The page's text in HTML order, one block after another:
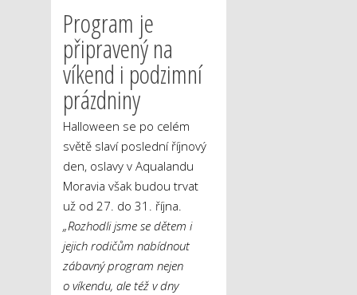
Program je
připravený na
víkend i podzimní
prázdniny
Halloween se po celém
světě slaví poslední říjnový
den, oslavy v Aqualandu
Moravia však budou trvat
už od 27. do 31. října.
„Rozhodli jsme se dětem i
jejich rodičům nabídnout
zábavný program nejen
o víkendu, ale též v dny